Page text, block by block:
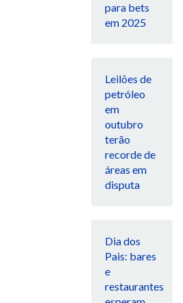
para bets
em 2025
Leilões de
petróleo
em
outubro
terão
recorde de
áreas em
disputa
Dia dos
Pais: bares
e
restaurantes